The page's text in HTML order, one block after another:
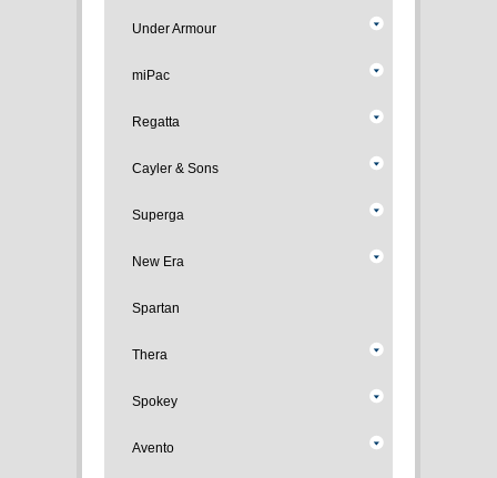
Under Armour
miPac
Regatta
Cayler & Sons
Superga
New Era
Spartan
Thera
Spokey
Avento